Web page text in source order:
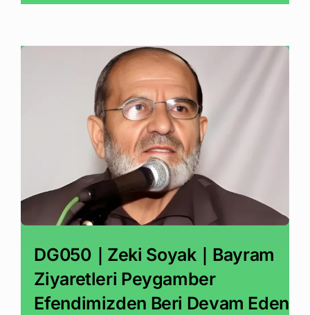
DG050｜Zeki Soyak｜Bayram
Ziyaretleri Peygamber
Efendimizden Beri Devam Eden